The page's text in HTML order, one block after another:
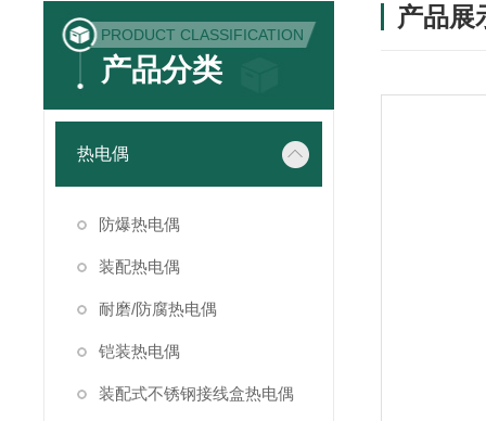
PRODUCT CLASSIFICATION
产品分类
热电偶
防爆热电偶
装配热电偶
耐磨/防腐热电偶
铠装热电偶
装配式不锈钢接线盒热电偶
产品展